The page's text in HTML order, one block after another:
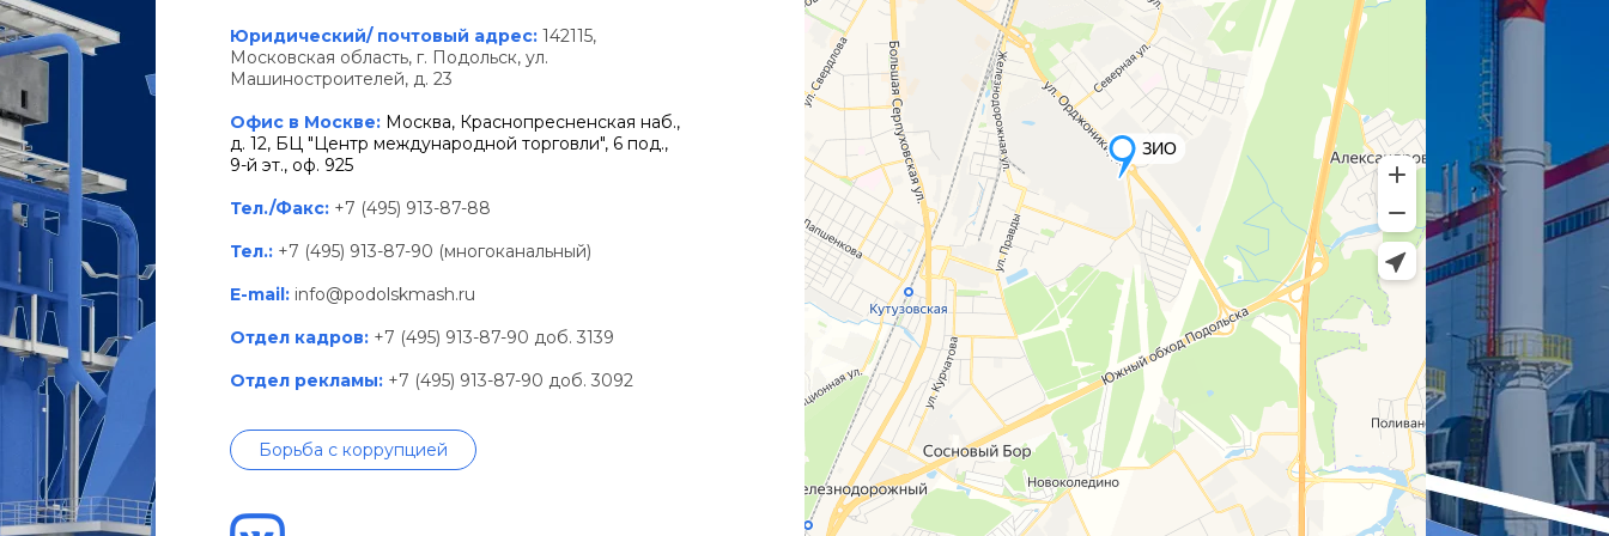
Юридический/ почтовый адрес: 142115,
Московская область, г. Подольск, ул.
Машиностроителей, д. 23
Офис в Москве: Москва, Краснопресненская наб.,
д. 12, БЦ "Центр международной торговли", 6 под.,
9-й эт., оф. 925
Тел./Факс: +7 (495) 913-87-88
Тел.: +7 (495) 913-87-90 (многоканальный)
E-mail: info@podolskmash.ru
Отдел кадров: +7 (495) 913-87-90 доб. 3139
Отдел рекламы: +7 (495) 913-87-90 доб. 3092
Борьба с коррупцией